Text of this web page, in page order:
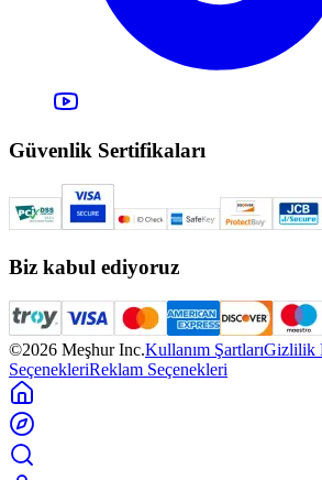
Güvenlik Sertifikaları
Biz kabul ediyoruz
©2026 Meşhur Inc.Kullanım ŞartlarıGizlilik
SeçenekleriReklam Seçenekleri